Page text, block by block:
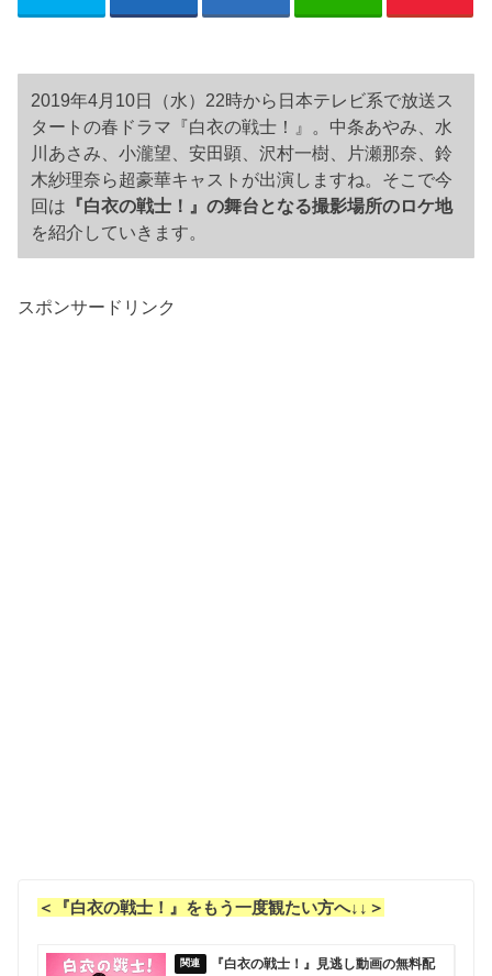
2019年4月10日（水）22時から日本テレビ系で放送ス
タートの春ドラマ『白衣の戦士！』。中条あやみ、水
川あさみ、小瀧望、安田顕、沢村一樹、片瀬那奈、鈴
木紗理奈ら超豪華キャストが出演しますね。そこで今
回は 『白衣の戦士！』の舞台となる撮影場所のロケ地
を紹介していきます。
スポンサードリンク
＜『白衣の戦士！』をもう一度観たい方へ↓↓＞
『白衣の戦士！』見逃し動画の無料配